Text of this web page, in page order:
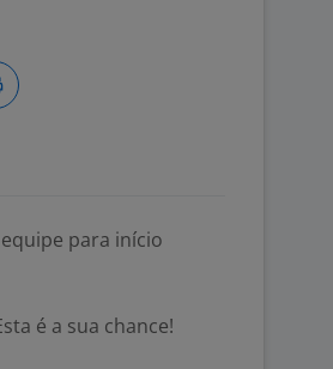
para início
é a sua chance!